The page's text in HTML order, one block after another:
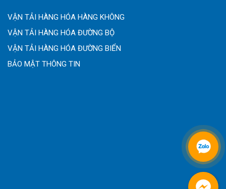
VẬN TẢI HÀNG HÓA HÀNG KHÔNG
VẬN TẢI HÀNG HÓA ĐƯỜNG BỘ
VẬN TẢI HÀNG HÓA ĐƯỜNG BIỂN
BẢO MẬT THÔNG TIN